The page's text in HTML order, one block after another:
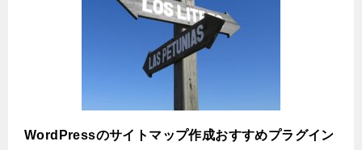
WordPressのサイトマップ作成おすすめプラグイン